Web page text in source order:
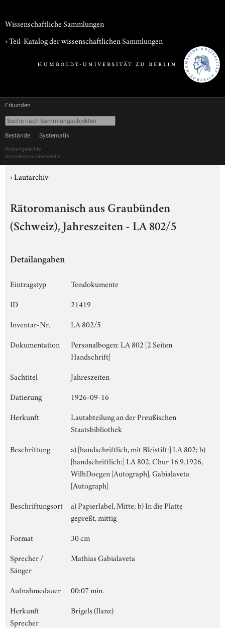
Wissenschaftliche Sammlungen
› Teil-Katalog der wissenschaftlichen Sammlungen
Erkunden
Bestände Systematik
Nutzungsrechte
Anmelden zur Recherche
›Lautarchiv
Rätoromanisch aus Graubünden
(Schweiz), Jahreszeiten - LA 802/5
Detailangaben
Eintragstyp
Tondokumente
ID
21419
Inventar-Nr.
LA 802/5
Dokumentation
Personalbogen: LA 802 [2 Seiten
Handschrift]
Sachtitel
Jahreszeiten
Datierung
1926-09-16
Herkunft
Lautabteilung an der Preußischen
Staatsbibliothek
Beschriftung
a) [handschriftlich, mit Bleistift:] LA 802; b)
[handschriftlich:] LA 802, Chur 16.9.1926,
WilhDoegen [Autograph], Gabialaveta
[Autograph]
Beschriftungsort
a) Papierlabel, Mitte; b) In die Platte
gepreßt, mittig
Format
30 cm
Sprecher /
Sänger
Mathias Gabialaveta
Aufnahmedauer
00:07 min.
Herkunft
Sprecher
Brigels (Ilanz)